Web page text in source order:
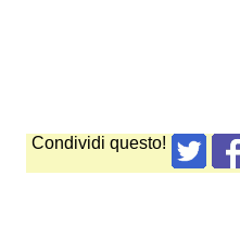
Condividi questo!